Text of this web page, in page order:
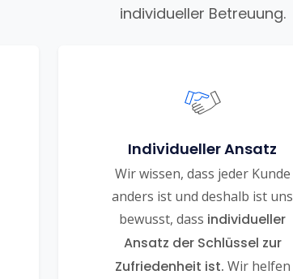
individueller Betreuung.
Individueller Ansatz
Wir wissen, dass jeder Kunde
anders ist und deshalb ist uns
bewusst, dass individueller
Ansatz der Schlüssel zur
Zufriedenheit ist. Wir helfen